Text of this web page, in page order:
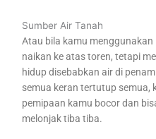
Sumber Air Tanah
Atau bila kamu
naikan ke atas toren, tetapi
hidup disebabkan air di
semua keran tertutup semua,
pemipaan kamu bocor dan
melonjak tiba tiba.